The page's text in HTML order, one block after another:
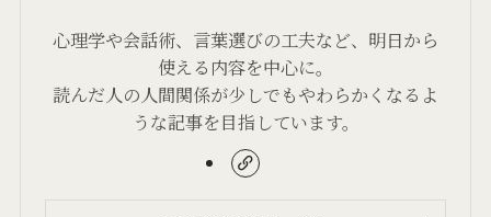
心理学や会話術、言葉選びの工夫など、明日から
使える内容を中心に。
読んだ人の人間関係が少しでもやわらかくなるよ
うな記事を目指しています。